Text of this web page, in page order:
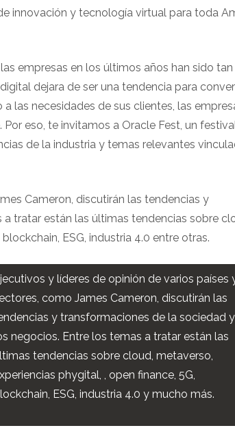
innovación y tecnología virtual para toda
empresas en los últimos años han sido tan
dejara de ser una tendencia para
las necesidades de sus clientes, las
eso, te invitamos a Oracle Fest, un
de la industria y temas relevantes
Cameron, discutirán las tendencias y
tratar están las últimas tendencias sobre
ESG, industria 4.0 entre otras.
y líderes de opinión de varios países
como James Cameron, discutirán las
y transformaciones de la sociedad
negocios. Entre los temas a tratar están las
tendencias sobre cloud, metaverso,
phygital, , open finance, 5G,
ESG, industria 4.0 y mucho más.